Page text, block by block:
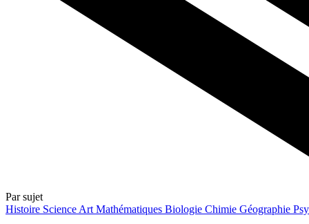
Par sujet
Histoire Science Art Mathématiques Biologie Chimie Géographie